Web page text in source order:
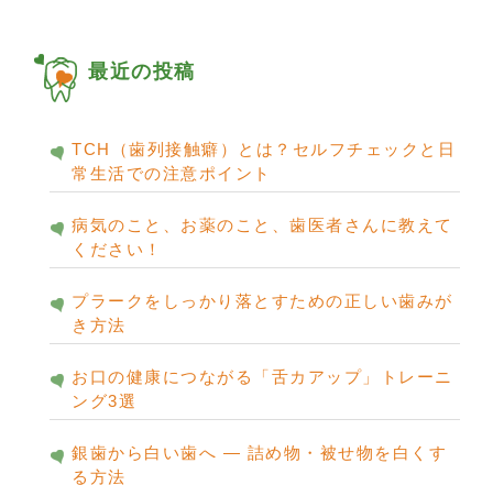
ブ
最近の投稿
TCH（歯列接触癖）とは？セルフチェックと日
常生活での注意ポイント
病気のこと、お薬のこと、歯医者さんに教えて
ください！
プラークをしっかり落とすための正しい歯みが
き方法
お口の健康につながる「舌カアップ」トレーニ
ング3選
銀歯から白い歯へ ― 詰め物・被せ物を白くす
る方法